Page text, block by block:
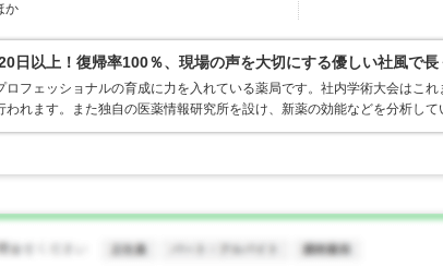
か
日以上！復帰率100％、現場の声を大切にする優しい社風で長
ロフェッショナルの育成に力を入れている薬局です。社内学術大会はこ
われます。また独自の医薬情報研究所を設け、新薬の効能などを分析し